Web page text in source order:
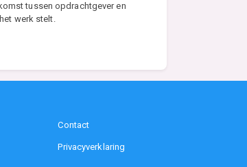
tussen opdrachtgever en
werk stelt.
Contact
Privacyverklaring